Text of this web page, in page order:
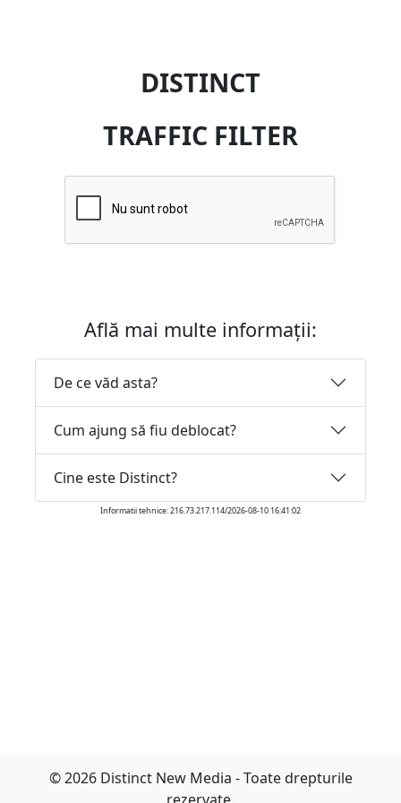
DISTINCT
TRAFFIC FILTER
Află mai multe informații:
De ce văd asta?
Cum ajung să fiu deblocat?
Cine este Distinct?
Informatii tehnice: 216.73.217.114/2026-08-10 16:41:02
© 2026 Distinct New Media - Toate drepturile